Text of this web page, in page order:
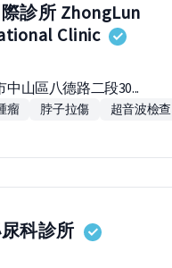
診所 ZhongLun
Clinic
中山區八德路二段30...
瘤 脖子拉傷
超音波檢
科診所